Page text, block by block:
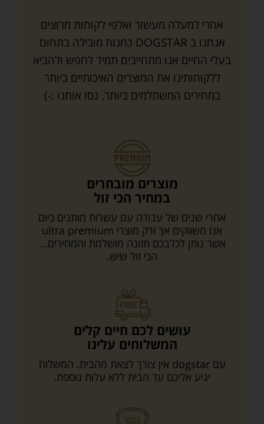
אחרי למעלה מעשור ואלפי לקוחות מרוצים
אנחנו ב DOGSTAR כחנות מובילה בתחום
בעלי החיים אנו מתחייבים תמיד לחפש ולהביא
ללקוחותינו את המוצרים האיכותיים ביותר
במחירים המשתלמים ביותר. נסו אותנו :-)
מוצרים מובחרים
במחיר הכי זול
אחרי שנים של עבודה עם עשרות מותגים כיום
אנו משווקים אך ורק מוצרי ultra premium
אשר נותן לכלבכם תזונה מושלמת והמחירים...
הכי זול שיש.
עושים לכם חיים קלים
המשלוחים עלינו
עם dogstar אין צורך לצאת מהבית. המשלוח
יגיע אליכם עד הבית ללא עלות נוספת.